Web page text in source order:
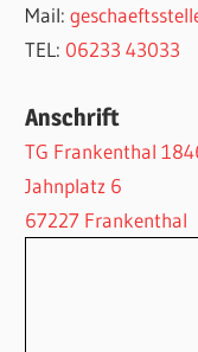
Mail:
TEL: 06233 43033
Anschrift
TG Frankenthal
Jahnplatz 6
67227 Frankenthal